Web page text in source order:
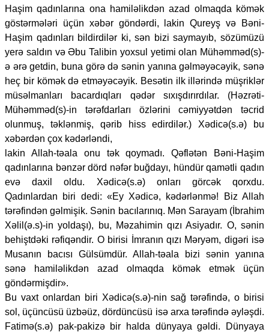
Haşim qadınlarına ona hamiləlikdən azad olmaqda kömək
göstərmələri üçün xəbər göndərdi, lakin Qureyş və Bəni-
Haşim qadınları bildirdilər ki, sən bizi saymayıb, sözümüzü
yerə saldın və Əbu Talibin yoxsul yetimi olan Mühəmməd(s)-
ə ərə getdin, buna görə də sənin yanına gəlməyəcəyik, sənə
heç bir kömək də etməyəcəyik. Besətin ilk illərində müşriklər
müsəlmanları bacardıqları qədər sıxışdırırdılar. (Həzrəti-
Mühəmməd(s)-in tərəfdarları özlərini cəmiyyətdən təcrid
olunmuş, təklənmiş, qərib hiss edirdilər.) Xədicə(s.ə) bu
xəbərdən çox kədərləndi,
lakin Allah-təala onu tək qoymadı. Qəflətən Bəni-Haşim
qadınlarına bənzər dörd nəfər buğdayı, hündür qamətli qadın
evə daxil oldu. Xədicə(s.ə) onları görcək qorxdu.
Qadınlardan biri dedi: «Ey Xədicə, kədərlənmə! Biz Allah
tərəfindən gəlmişik. Sənin bacılarınıq. Mən Sarayam (İbrahim
Xəlil(ə.s)-in yoldaşı), bu, Məzahimin qızı Asiyadır. O, sənin
behiştdəki rəfiqəndir. O birisi İmranın qızı Məryəm, digəri isə
Musanın bacısı Gülsümdür. Allah-təala bizi sənin yanına
sənə hamiləlikdən azad olmaqda kömək etmək üçün
göndərmişdir».
Bu vaxt onlardan biri Xədicə(s.ə)-nin sağ tərəfində, o birisi
sol, üçüncüsü üzbəüz, dördüncüsü isə arxa tərəfində əyləşdi.
Fatimə(s.ə) pak-pakizə bir halda dünyaya gəldi. Dünyaya